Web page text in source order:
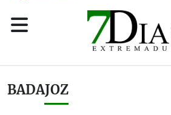
BADAJOZ